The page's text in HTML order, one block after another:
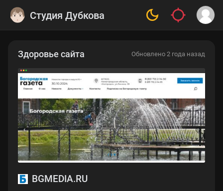
Студия Дубкова
Здоровье сайта Обновлено 2 года назад
BGMEDIA.RU